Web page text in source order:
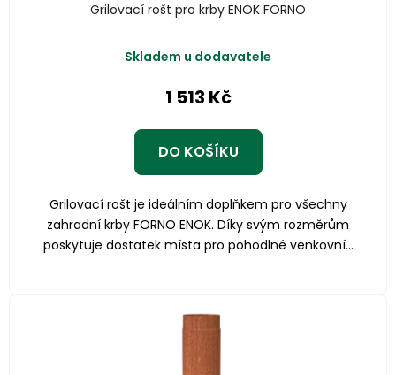
Grilovací rošt pro krby ENOK FORNO
Skladem u dodavatele
1 513 Kč
DO KOŠÍKU
Grilovací rošt je ideálním doplňkem pro všechny
zahradní krby FORNO ENOK. Díky svým rozměrům
poskytuje dostatek místa pro pohodlné venkovní...